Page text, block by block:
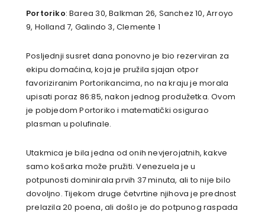
Portoriko: Barea 30, Balkman 26, Sanchez 10, Arroyo
9, Holland 7, Galindo 3, Clemente 1
Posljednji susret dana ponovno je bio rezerviran za
ekipu domaćina, koja je pružila sjajan otpor
favoriziranim Portorikancima, no na kraju je morala
upisati poraz 86:85, nakon jednog produžetka. Ovom
je pobjedom Portoriko i matematički osigurao
plasman u polufinale.
Utakmica je bila jedna od onih nevjerojatnih, kakve
samo košarka može pružiti. Venezuela je u
potpunosti dominirala prvih 37 minuta, ali to nije bilo
dovoljno. Tijekom druge četvrtine njihova je prednost
prelazila 20 poena, ali došlo je do potpunog raspada